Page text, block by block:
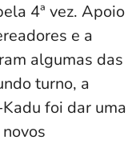
4ª vez. Apoio
e a
algumas das
turno, a
foi dar uma